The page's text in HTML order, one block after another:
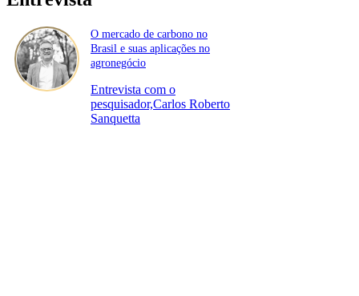
O mercado de carbono no
Brasil e suas aplicações no
agronegócio
Entrevista com o
pesquisador,Carlos Roberto
Sanquetta